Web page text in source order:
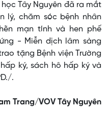
Tây Nguyên đã ra mắt
lý, chăm sóc bệnh nhân
mạn tính và hen phế
- Miễn dịch lâm sàng
tặng Bệnh viện Trường
ký, sách hô hấp ký và
.
Trang/VOV Tây Nguyên